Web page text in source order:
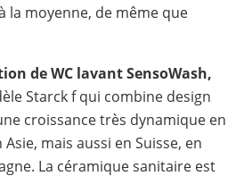
la moyenne, de même que
de WC lavant SensoWash,
Starck f qui combine design
croissance très dynamique en
mais aussi en Suisse, en
La céramique sanitaire est